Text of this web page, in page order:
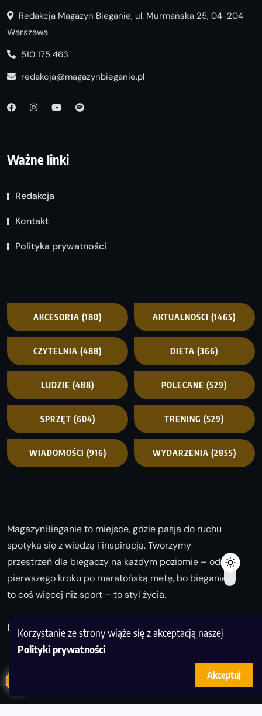
Korzystanie ze strony wiąże się z akceptacją naszej
Polityki prywatności
Akceptuj
Redakcja Magazyn Bieganie, ul. Murmańska 25, 04-204
Warszawa
510 175 463
redakcja@magazynbieganie.pl
Ważne linki
Redakcja
Kontakt
Polityka prywatności
AKCESORIA (180) AKTUALNOŚCI (1465)
CZYTELNIA (488) DIETA (366)
LUDZIE (488) POLECANE (529)
SPRZĘT (604) TRENING (529)
WIADOMOŚCI (916) WYDARZENIA (2855)
MagazynBieganie to miejsce, gdzie pasja do ruchu
spotyka się z wiedzą i inspiracją. Tworzymy
przestrzeń dla biegaczy na każdym poziomie – od
pierwszego kroku po maratońską metę, bo bieganie
to coś więcej niż sport – to styl życia.
Biegaj z nami i odkrywaj swoją najlepszą wersję!